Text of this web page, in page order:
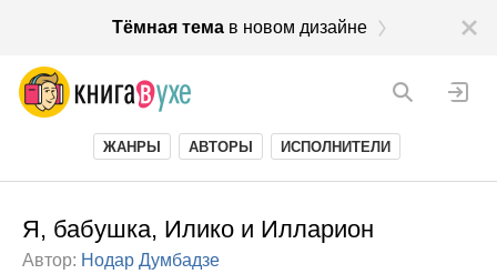
Тёмная темав новом дизайне
ЖАНРЫ АВТОРЫ ИСПОЛНИТЕЛИ
Я, бабушка, Илико и Илларион
Автор: Нодар Думбадзе